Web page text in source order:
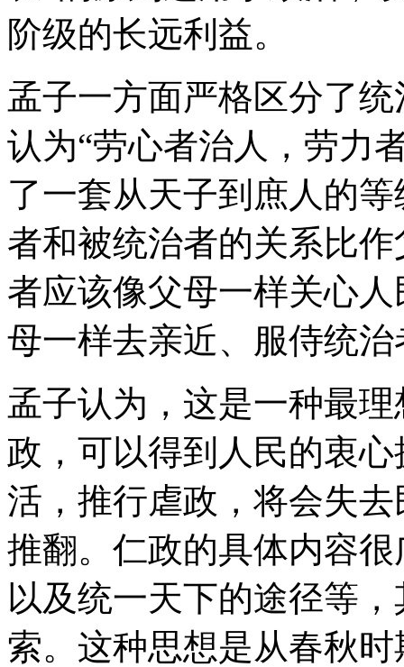
阶级的长远利益。
孟子一方面严格区分了
认为“劳心者治人，劳力
了一套从天子到庶人的
者和被统治者的关系比
者应该像父母一样关心
母一样去亲近、服侍统治
孟子认为，这是一种最
政，可以得到人民的衷
活，推行虐政，将会失
推翻。仁政的具体内容
以及统一天下的途径等
索。这种思想是从春秋